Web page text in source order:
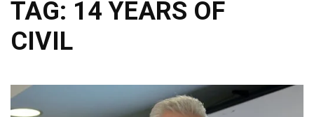
TAG: 14 YEARS OF
CIVIL